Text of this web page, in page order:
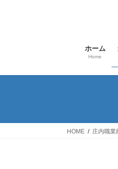
ス
ン
ホーム
Home
HOME 庄内職業